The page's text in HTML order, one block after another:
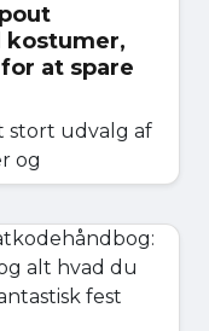
kostumer,
at spare
stort udvalg af
og